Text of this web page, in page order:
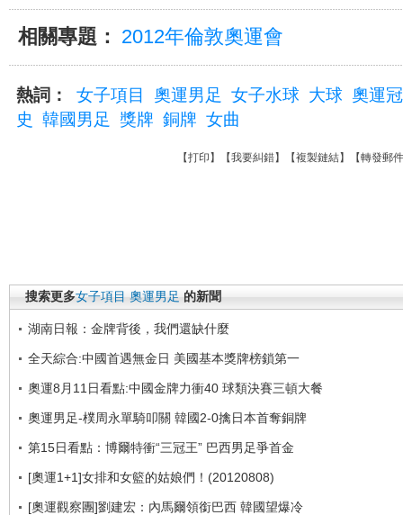
相關專題： 2012年倫敦奧運會
熱詞： 女子項目 奧運男足 女子水球 大球 奧運
史
韓國男足 獎牌 銅牌 女曲
【打印 】【我要糾錯】【複製鏈結】【轉發郵件
搜索更多女子項目 奧運男足 的新聞
湖南日報：金牌背後，我們還缺什麼
全天綜合:中國首遇無金日 美國基本獎牌榜鎖第一
奧運8月11日看點:中國金牌力衝40 球類決賽三頓大餐
奧運男足-樸周永單騎叩關 韓國2-0擒日本首奪銅牌
第15日看點：博爾特衝“三冠王” 巴西男足爭首金
[奧運1+1]女排和女籃的姑娘們！(20120808)
[奧運觀察團]劉建宏：內馬爾領銜巴西 韓國望爆冷